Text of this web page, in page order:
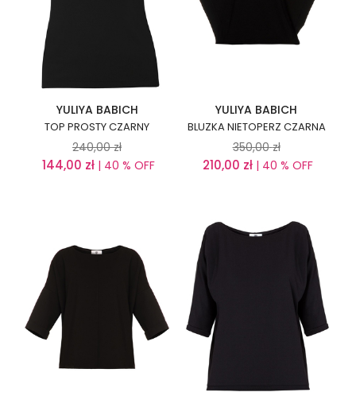
YULIYA BABICH
TOP PROSTY CZARNY
240,00 zł
144,00 zł| 40 % OFF
YULIYA BABICH
BLUZKA NIETOPERZ CZARNA
350,00 zł
210,00 zł| 40 % OFF